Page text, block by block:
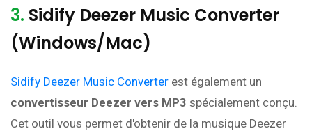
3. Sidify Deezer Music Converter
(Windows/Mac)
Sidify Deezer Music Converter est également un
convertisseur Deezer vers MP3 spécialement conçu.
Cet outil vous permet d'obtenir de la musique Deezer